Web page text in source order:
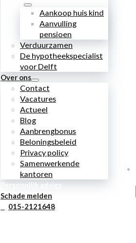
Aankoop huis kind
Aanvulling
pensioen
Verduurzamen
De hypotheekspecialist
voor Delft
Over ons
Contact
Vacatures
Actueel
Blog
Aanbrengbonus
Beloningsbeleid
Privacy policy
Samenwerkende
kantoren
Persoonlijk advies
Schade melden
015-2121648